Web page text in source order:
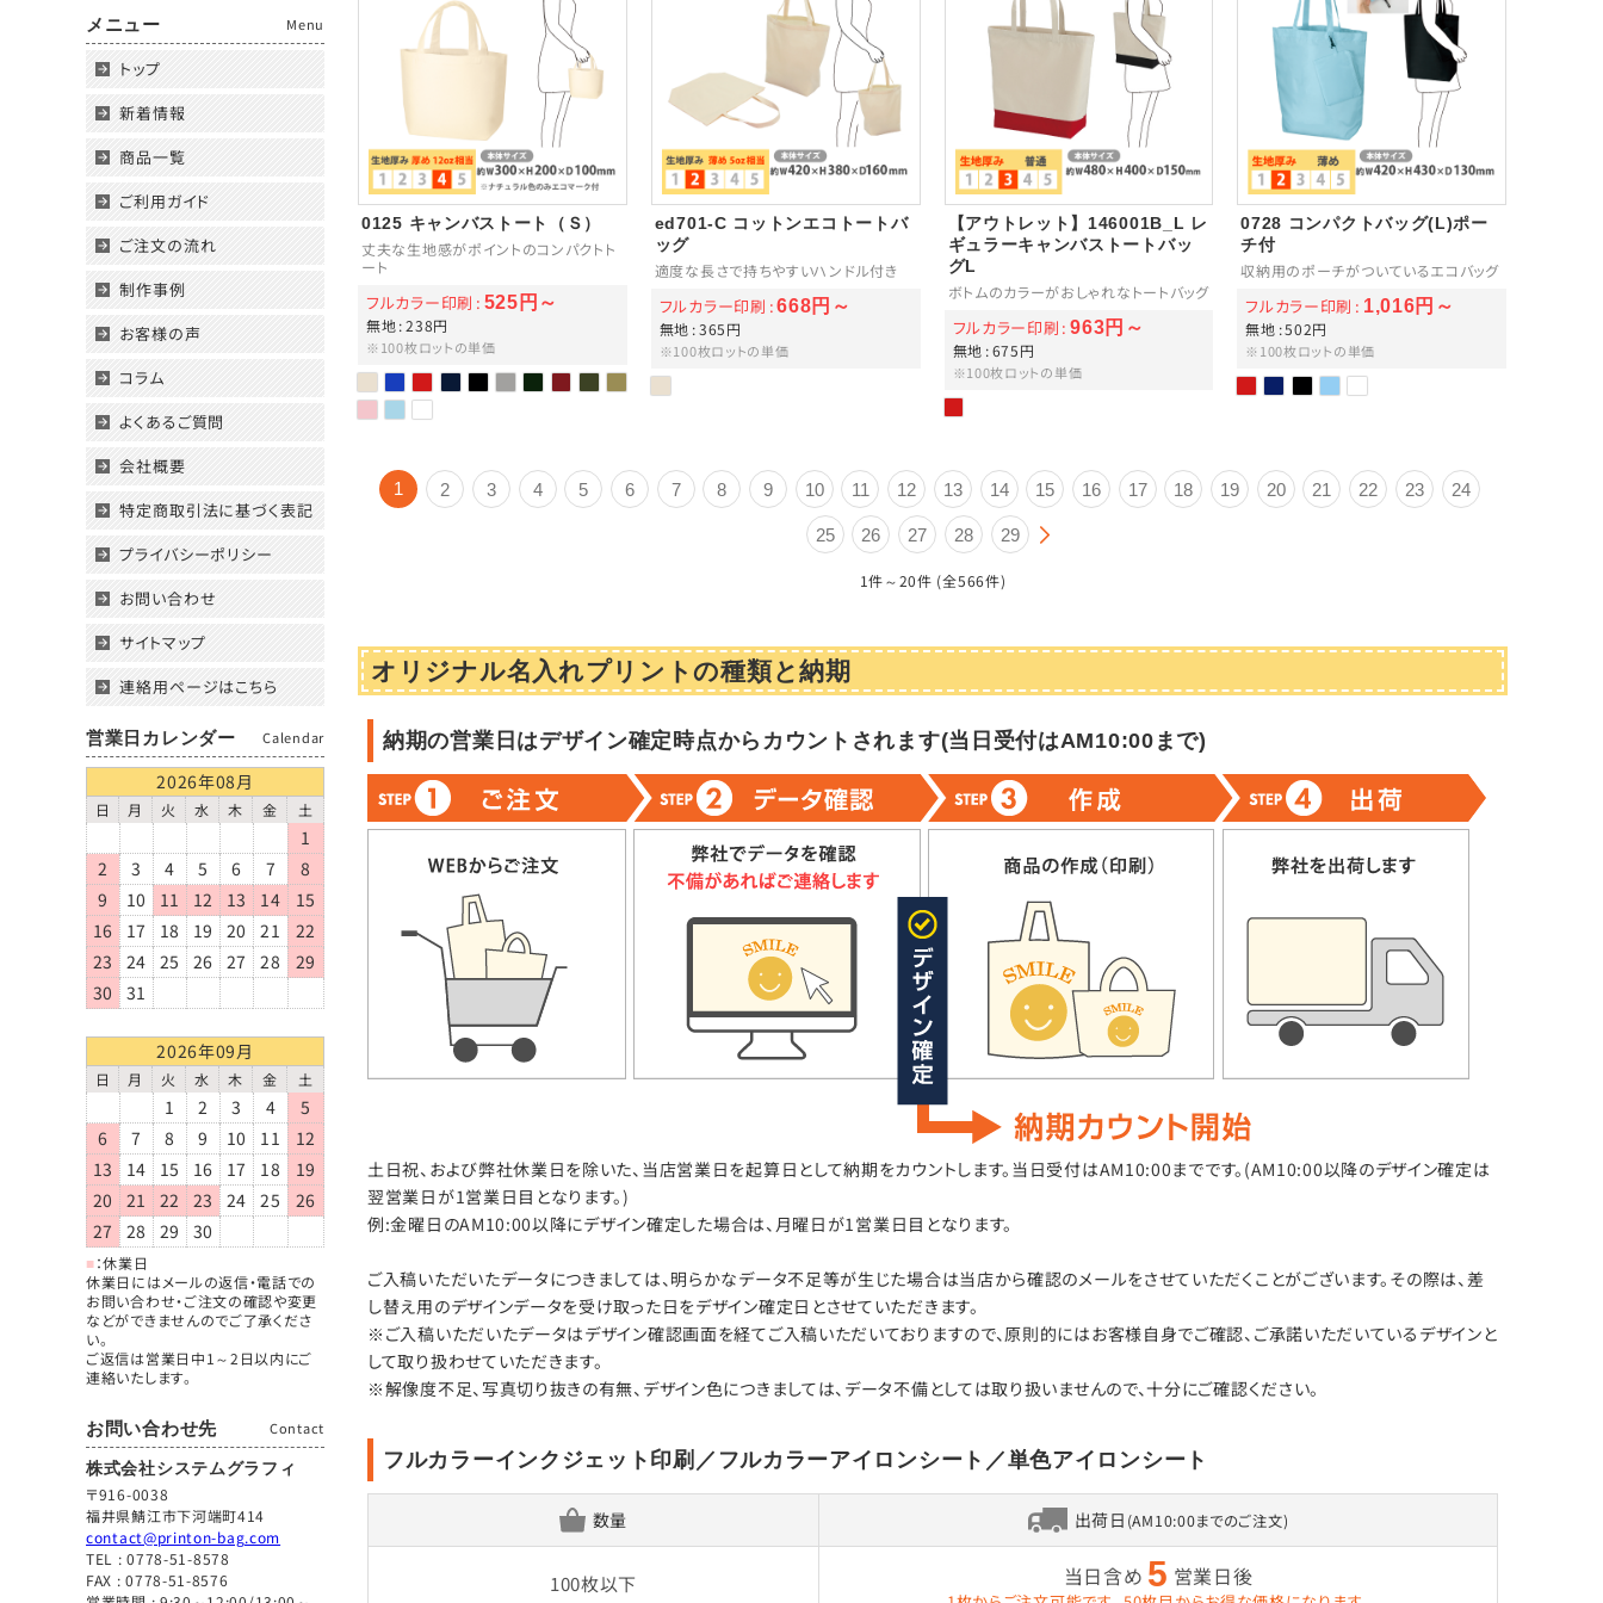
0125 キャンバストート（Ｓ）
丈夫な生地感がポイントのコンパクトト
ート
無地 238円
フルカラー印刷 525円～
※100枚ロットの単価
ed701-C コットンエコトートバ
ッグ
適度な長さで持ちやすいハンドル付き
無地 365円
フルカラー印刷 668円～
※100枚ロットの単価
【アウトレット】146001B_L レ
ギュラーキャンバストートバッ
グL
ボトムのカラーがおしゃれなトートバッグ
無地 675円
フルカラー印刷 963円～
※100枚ロットの単価
0728 コンパクトバッグ(L)ポー
チ付
収納用のポーチがついているエコバッグ
無地 502円
フルカラー印刷 1,016円～
※100枚ロットの単価
1 2 3 4 5 6 7 8 9 10 11 12 13 14 15 16 17 18 19 20 21 22 23 24
25 26 27 28 29
1件～20件 (全566件)
オリジナル名入れプリントの種類と納期
納期の営業日はデザイン確定時点からカウントされます(当日受付はAM10:00まで)
土日祝、および弊社休業日を除いた、当店営業日を起算日として納期をカウントします。当日受付はAM10:00までです。(AM10:00以降のデザイン確定は
翌営業日が1営業日目となります。)
例:金曜日のAM10:00以降にデザイン確定した場合は、月曜日が1営業日目となります。
ご入稿いただいたデータにつきましては、明らかなデータ不足等が生じた場合は当店から確認のメールをさせていただくことがございます。その際は、差
し替え用のデザインデータを受け取った日をデザイン確定日とさせていただきます。
※ご入稿いただいたデータはデザイン確認画面を経てご入稿いただいておりますので、原則的にはお客様自身でご確認、ご承諾いただいているデザインと
して取り扱わせていただきます。
※解像度不足、写真切り抜きの有無、デザイン色につきましては、データ不備としては取り扱いませんので、十分にご確認ください。
フルカラーインクジェット印刷／フルカラーアイロンシート／単色アイロンシート
数量 出荷日 (AM10:00までのご注文)
100枚以下 当日含め 5 営業日後
メニュー Menu
トップ
新着情報
商品一覧
ご利用ガイド
ご注文の流れ
制作事例
お客様の声
コラム
よくあるご質問
会社概要
特定商取引法に基づく表記
プライバシーポリシー
お問い合わせ
サイトマップ
連絡用ページはこちら
営業日カレンダー Calendar
2026年08月
日 月 火 水 木 金 土
1
2
3 4 5 6 7
8
9
10 11 12 13 14
15
16
17 18 19 20 21
22
23
24 25 26 27 28
29
30
31
2026年09月
日 月 火 水 木 金 土
1 2 3 4
5
6
7 8 9 10 11
12
13
14 15 16 17 18
19
20
21 22 23 24 25
26
27
28 29 30
■：休業日
休業日にはメールの返信・電話での
お問い合わせ・ご注文の確認や変更
などができませんのでご了承くださ
い。
ご返信は営業日中1～2日以内にご
連絡いたします。
お問い合わせ先 Contact
株式会社システムグラフィ
〒916-0038
福井県鯖江市下河端町414
contact@printon-bag.com
TEL :0778-51-8578
FAX : 0778-51-8576